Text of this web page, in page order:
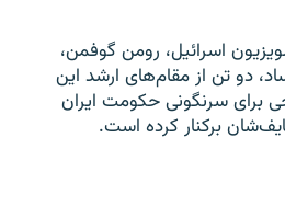
گزارش کانال ۱۲ تلویزیون اسرائیل، رومن گوفمن،
دو تن از مقام‌های ارشد این
برای سرنگونی حکومت ایران
برکنار کرده است.